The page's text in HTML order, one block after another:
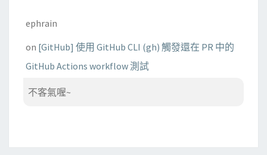
ephrain
on [GitHub] 使用 GitHub CLI (gh) 觸發還在 PR 中的
GitHub Actions workflow 測試
不客氣喔~